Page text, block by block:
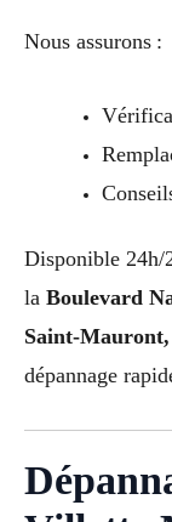
Nous assurons :
Disponible 24h/
la Boulevard
Saint-
dépannage